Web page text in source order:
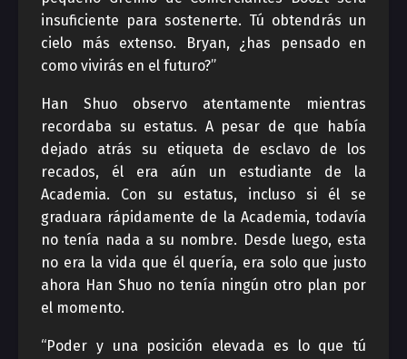
insuficiente para sostenerte. Tú obtendrás un
cielo más extenso. Bryan, ¿has pensado en
como vivirás en el futuro?”
Han Shuo observo atentamente mientras
recordaba su estatus. A pesar de que había
dejado atrás su etiqueta de esclavo de los
recados, él era aún un estudiante de la
Academia. Con su estatus, incluso si él se
graduara rápidamente de la Academia, todavía
no tenía nada a su nombre. Desde luego, esta
no era la vida que él quería, era solo que justo
ahora Han Shuo no tenía ningún otro plan por
el momento.
“Poder y una posición elevada es lo que tú